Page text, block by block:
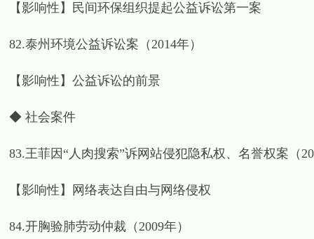
【影响性】民间环保组织提起公益诉讼第一案
82.泰州环境公益诉讼案（2014年）
【影响性】公益诉讼的前景
◆ 社会案件
83.王菲因“人肉搜索”诉网站侵犯隐私权、名誉权案（
【影响性】网络表达自由与网络侵权
84.开胸验肺劳动仲裁（2009年）